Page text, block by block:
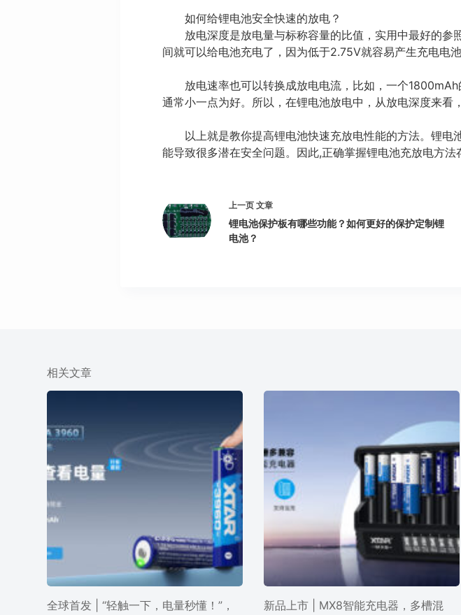
如何给锂电池安全快速的放电？
放电深度是放电量与标称容量的比值，实用中最好的参
间就可以给电池充电了，因为低于2.75V就容易产生充电电池
放电速率也可以转换成放电电流，比如，一个1800mAh
通常小一点为好。所以，在锂电池放电中，从放电深度来看
以上就是教你提高锂电池快速充放电性能的方法。锂电
能导致很多潜在安全问题。因此,正确掌握锂电池充放电方法
上一页 文章
锂电池保护板有哪些功能？如何更好的保护定制锂
电池？
相关文章
全球首发 | “轻触一下，电量秒懂！”， 新品上市 | MX8智能充电器，多槽混